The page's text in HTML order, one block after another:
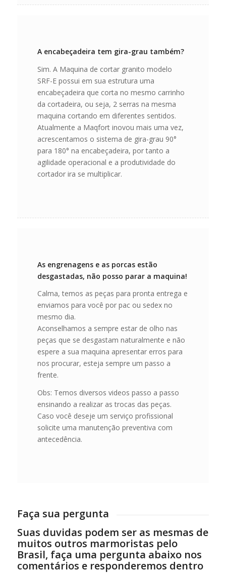
A encabeçadeira tem gira-grau também?
Sim. A Maquina de cortar granito modelo
SRF-E possui em sua estrutura uma
encabeçadeira que corta no mesmo carrinho
da cortadeira, ou seja, 2 serras na mesma
maquina cortando em diferentes sentidos.
Atualmente a Maqfort inovou mais uma vez,
acrescentamos o sistema de gira-grau 90°
para 180° na encabeçadeira, por tanto a
agilidade operacional e a produtividade do
cortador ira se multiplicar.
As engrenagens e as porcas estão
desgastadas, não posso parar a maquina!
Calma, temos as peças para pronta entrega e
enviamos para você por pac ou sedex no
mesmo dia.
Aconselhamos a sempre estar de olho nas
peças que se desgastam naturalmente e não
espere a sua maquina apresentar erros para
nos procurar, esteja sempre um passo a
frente.
Obs: Temos diversos videos passo a passo
ensinando a realizar as trocas das peças.
Caso você deseje um serviço profissional
solicite uma manutenção preventiva com
antecedência.
Faça sua pergunta
Suas duvidas podem ser as mesmas de
muitos outros marmoristas pelo
Brasil, faça uma pergunta abaixo nos
comentários e responderemos dentro